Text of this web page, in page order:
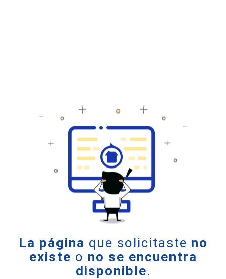
La página que solicitaste no
existe o no se encuentra
disponible.